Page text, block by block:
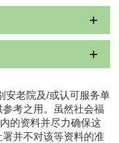
安老院及/或认可服务单
考之用。虽然社会福
的资料并尽力确保这
并不对该等资料的准